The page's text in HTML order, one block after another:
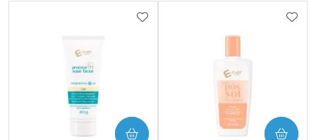
ADICIONAR AOS FAVORITOS
COMPRAR COMPRAR